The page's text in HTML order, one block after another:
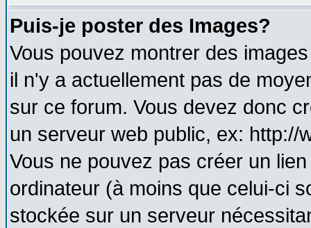
Puis-je poster des Images?
Vous pouvez montrer des
il n'y a actuellement pas de
sur ce forum. Vous devez donc
un serveur web public, ex: http://
Vous ne pouvez pas créer un
ordinateur (à moins que celui-ci
stockée sur un serveur